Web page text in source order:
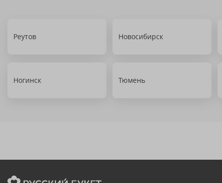
Реутов Новосибирск
Ногинск Тюмень